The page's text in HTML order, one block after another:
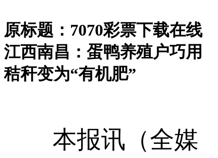
原标题：7070彩票下载在线
江西南昌：蛋鸭养殖户巧用
秸秆变为“有机肥”
本报讯（全媒